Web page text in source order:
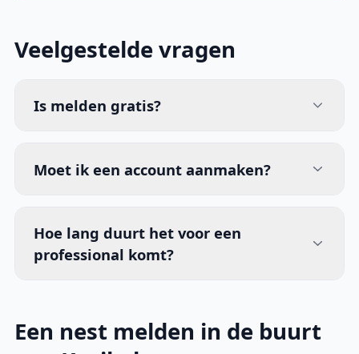
Veelgestelde vragen
Is melden gratis?
Moet ik een account aanmaken?
Hoe lang duurt het voor een
professional komt?
Een nest melden in de buurt